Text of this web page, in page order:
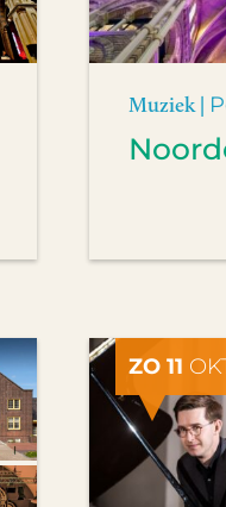
Muziek |
ZO 11